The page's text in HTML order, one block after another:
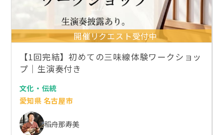
開催リクエスト受付中
【1回完結】初めての三味線体験ワークショッ
プ｜生演奏付き
文化・伝統
愛知県 名古屋市
稻舟那寿美